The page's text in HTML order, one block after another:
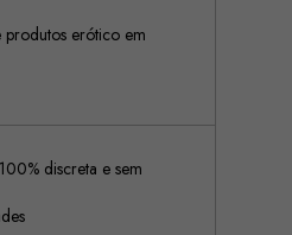
produtos erótico em
discreta e sem